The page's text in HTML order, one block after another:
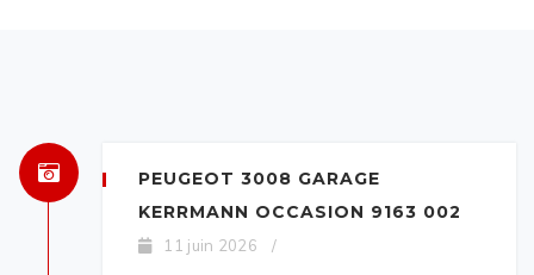
PEUGEOT 3008 GARAGE
KERRMANN OCCASION 9163 002
11 juin 2026 /